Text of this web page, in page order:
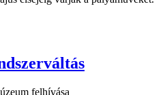
felhívása